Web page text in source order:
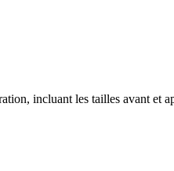
incluant les tailles avant et